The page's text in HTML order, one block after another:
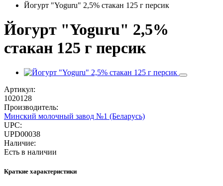
Йогурт "Yoguru" 2,5% стакан 125 г персик
Йогурт "Yoguru" 2,5%
стакан 125 г персик
Артикул:
1020128
Производитель:
Минский молочный завод №1 (Беларусь)
UPC:
UPD00038
Наличие:
Есть в наличии
Краткие характеристики